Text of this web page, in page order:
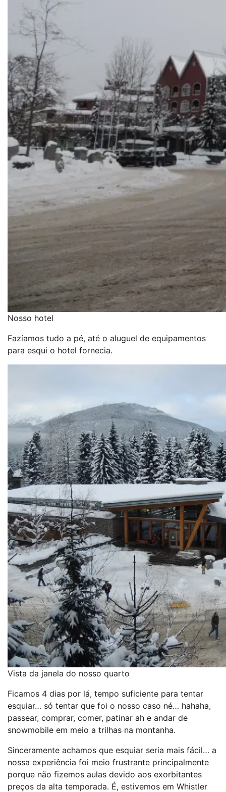
Nosso hotel
Fazíamos tudo a pé, até o aluguel de equipamentos
para esqui o hotel fornecia.
Vista da janela do nosso quarto
Ficamos 4 dias por lá, tempo suficiente para tentar
esquiar… só tentar que foi o nosso caso né… hahaha,
passear, comprar, comer, patinar ah e andar de
snowmobile em meio a trilhas na montanha.
Sinceramente achamos que esquiar seria mais fácil… a
nossa experiência foi meio frustrante principalmente
porque não fizemos aulas devido aos exorbitantes
preços da alta temporada. É, estivemos em Whistler